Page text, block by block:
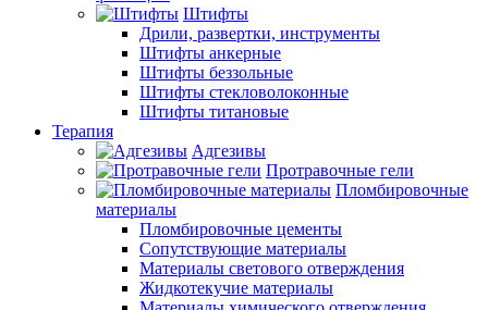
Штифты
Дрили, развертки, инструменты
Штифты анкерные
Штифты беззольные
Штифты стекловолоконные
Штифты титановые
Терапия
Адгезивы
Протравочные гели
Пломбировочные
материалы
Пломбировочные цементы
Сопутствующие материалы
Материалы светового отверждения
Жидкотекучие материалы